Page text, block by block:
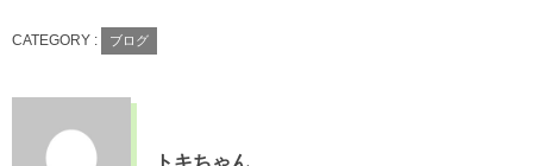
CATEGORY : ブログ
トキちゃん